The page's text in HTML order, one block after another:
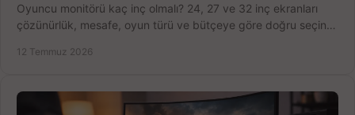
Oyuncu monitörü kaç inç olmalı? 24, 27 ve 32 inç ekranları
çözünürlük, mesafe, oyun türü ve bütçeye göre doğru seçin,
12 Temmuz 2026